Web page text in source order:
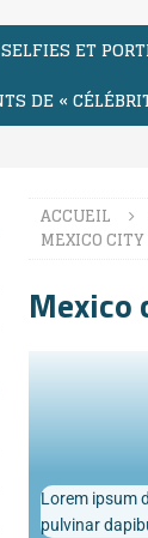
SELFIES ET
DE «
ACCUEIL
MEXICO
Lorem ipsum
pulvinar